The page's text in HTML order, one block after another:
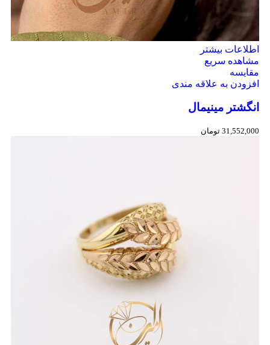
اطلاعات بیشتر
مشاهده سریع
مقایسه
افزودن به علاقه مندی
انگشتر مینیمال
31,552,000 تومان